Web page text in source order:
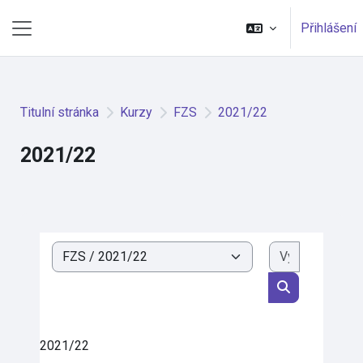
Přihlášení
Titulní stránka Kurzy FZS 2021/22
2021/22
Kategorie kurzů
Vyhledat
2021/22